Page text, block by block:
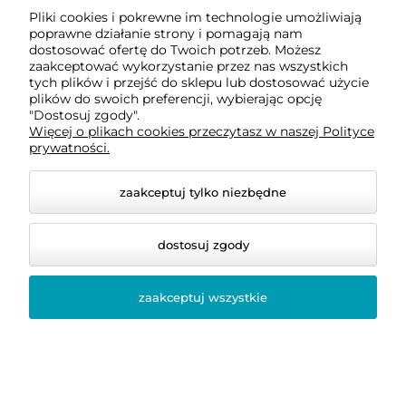
123,30 zł
Cena regularna: 137,00 zł
Najniższa cena:
81,20 zł
Cena regularna: 116,00 zł
Najniższa cena:
Poduszka 50x70 hotelowa 95°C pikowana
Cena regularna:
Najniższa cena:
do koszyka
Pliki cookies i pokrewne im technologie umożliwiają
poprawne działanie strony i pomagają nam
dostosować ofertę do Twoich potrzeb. Możesz
zaakceptować wykorzystanie przez nas wszystkich
tych plików i przejść do sklepu lub dostosować użycie
plików do swoich preferencji, wybierając opcję
"Dostosuj zgody".
Więcej o plikach cookies przeczytasz w naszej Polityce
prywatności.
zaakceptuj tylko niezbędne
dostosuj zgody
zaakceptuj wszystkie